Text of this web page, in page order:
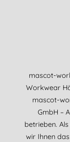
mascot-
Workwear
mascot-
GmbH –
betrieben.
wir Ihnen